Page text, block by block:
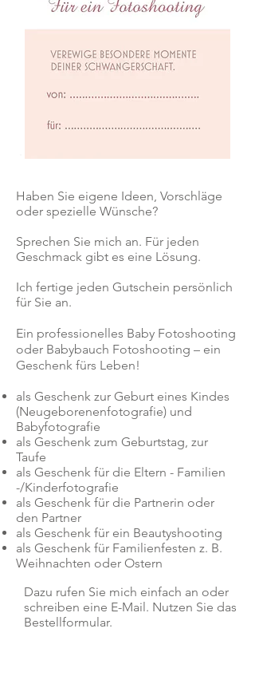
Haben Sie eigene Ideen, Vorschläge
oder spezielle Wünsche?
Sprechen Sie mich an. Für jeden
Geschmack gibt es eine Lösung.
Ich fertige jeden Gutschein persönlich
für Sie an.
Ein professionelles Baby Fotoshooting
oder Babybauch Fotoshooting – ein
Geschenk fürs Leben!
als Geschenk zur Geburt eines Kindes
(Neugeborenenfotografie) und
Babyfotografie
als Geschenk zum Geburtstag, zur
Taufe
als Geschenk für die Eltern - Familien
-/Kinderfotografie
als Geschenk für die Partnerin oder
den Partner
als Geschenk für ein Beautyshooting
als Geschenk für Familienfesten z. B.
Weihnachten oder Ostern
Dazu rufen Sie mich einfach an oder
schreiben eine E-Mail. Nutzen Sie das
Bestellformular.